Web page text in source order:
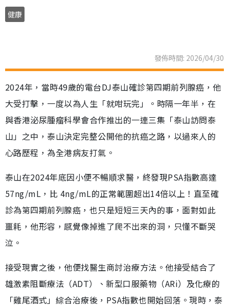
健康
發佈時間: 2026/04/30
2024年，當時49歲的電台DJ泰山確診第四期前列腺癌，他
大受打擊，一度以為人生「就咁玩完」。時隔一年半，在
與香港泌尿腫瘤科學會合作推出的一連三集「泰山訪問泰
山」之中，泰山決定完整公開他的抗癌之路，以過來人的
心路歷程，為全港病友打氣。
泰山在2024年底因小便不暢順求醫，終發現PSA指數高達
57ng/mL，比 4ng/mL的正常範圍超出14倍以上！直至確
診為第四期前列腺癌，也只是短短三天內的事，面對如此
噩耗，他形容，感覺像掉進了爬不出來的洞，只懂不斷哭
泣。
接受現實之後，他便找醫生商討治療方法。他接受結合了
雄激素阻斷療法（ADT）、新型口服藥物（ARi）及化療的
「雞尾酒式」綜合治療後，PSA指數也開始回落。現時，泰